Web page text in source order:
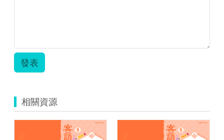
發表
相關資源